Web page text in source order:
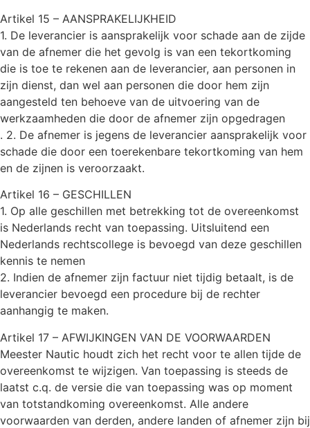
Artikel 15 – AANSPRAKELIJKHEID
1. De leverancier is aansprakelijk voor schade aan de zijde
van de afnemer die het gevolg is van een tekortkoming
die is toe te rekenen aan de leverancier, aan personen in
zijn dienst, dan wel aan personen die door hem zijn
aangesteld ten behoeve van de uitvoering van de
werkzaamheden die door de afnemer zijn opgedragen
. 2. De afnemer is jegens de leverancier aansprakelijk voor
schade die door een toerekenbare tekortkoming van hem
en de zijnen is veroorzaakt.
Artikel 16 – GESCHILLEN
1. Op alle geschillen met betrekking tot de overeenkomst
is Nederlands recht van toepassing. Uitsluitend een
Nederlands rechtscollege is bevoegd van deze geschillen
kennis te nemen
2. Indien de afnemer zijn factuur niet tijdig betaalt, is de
leverancier bevoegd een procedure bij de rechter
aanhangig te maken.
Artikel 17 – AFWIJKINGEN VAN DE VOORWAARDEN
Meester Nautic houdt zich het recht voor te allen tijde de
overeenkomst te wijzigen. Van toepassing is steeds de
laatst c.q. de versie die van toepassing was op moment
van totstandkoming overeenkomst. Alle andere
voorwaarden van derden, andere landen of afnemer zijn bij